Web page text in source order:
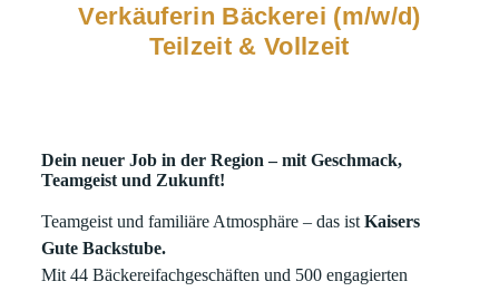
Verkäuferin Bäckerei (m/w/d)
Teilzeit & Vollzeit
Dein neuer Job in der Region – mit Geschmack,
Teamgeist und Zukunft!
Teamgeist und familiäre Atmosphäre – das ist Kaisers
Gute Backstube.
Mit 44 Bäckereifachgeschäften und 500 engagierten